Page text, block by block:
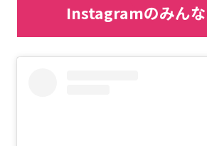
Instagramのみん